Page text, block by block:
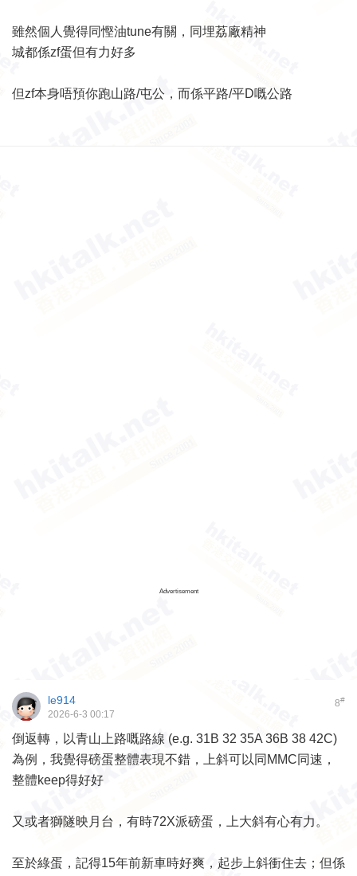
雖然個人覺得同慳油tune有關，同埋荔廠精神
城都係zf蛋但有力好多
但zf本身唔預你跑山路/屯公，而係平路/平D嘅公路
Advertisement
8#
le914
2026-6-3 00:17
倒返轉，以青山上路嘅路線 (e.g. 31B 32 35A 36B 38 42C)
為例，我覺得磅蛋整體表現不錯，上斜可以同MMC同速，
整體keep得好好
又或者獅隧映月台，有時72X派磅蛋，上大斜有心有力。
至於綠蛋，記得15年前新車時好爽，起步上斜衝住去；但係